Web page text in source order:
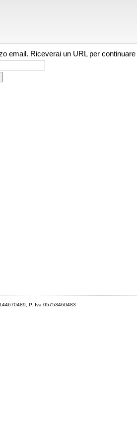
email. Riceverai un URL per
P. Iva 05753460483